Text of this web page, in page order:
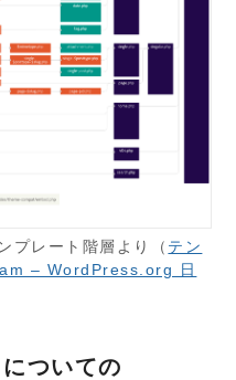
レート階層より（ テン
– WordPress.org 日
ついての